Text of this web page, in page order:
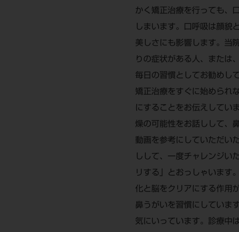
かく矯正治療を行っても、
しまいます。口呼吸は顔貌
美しさにも影響します。当
りの症状がある人、または
毎日の習慣としてお勧めし
矯正治療をすぐに始められ
にすることをお伝えしてい
燥の可能性をお話しして、
動画を参考にしていただい
しして、一度チャレンジい
リする」とおっしゃいます
化と脳をクリアにする作用
鼻うがいを習慣にしていま
気にいっています。診療中